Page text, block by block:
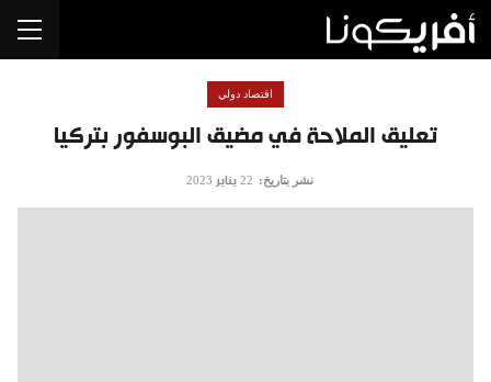
تعليق الملاحة في مضيق البوسفور بتركيا
اقتصاد دولي
نشر بتاريخ: 22 يناير 2023